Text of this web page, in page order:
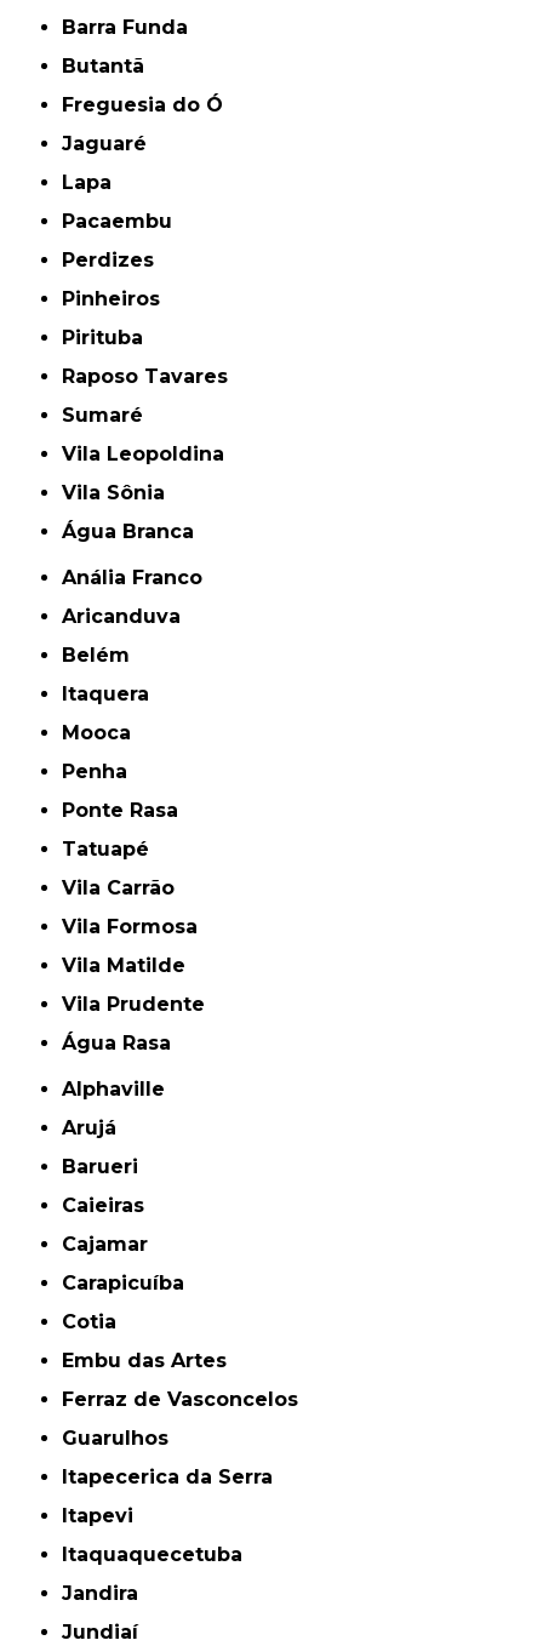
Barra Funda
Butantã
Freguesia do Ó
Jaguaré
Lapa
Pacaembu
Perdizes
Pinheiros
Pirituba
Raposo Tavares
Sumaré
Vila Leopoldina
Vila Sônia
Água Branca
Anália Franco
Aricanduva
Belém
Itaquera
Mooca
Penha
Ponte Rasa
Tatuapé
Vila Carrão
Vila Formosa
Vila Matilde
Vila Prudente
Água Rasa
Alphaville
Arujá
Barueri
Caieiras
Cajamar
Carapicuíba
Cotia
Embu das Artes
Ferraz de Vasconcelos
Guarulhos
Itapecerica da Serra
Itapevi
Itaquaquecetuba
Jandira
Jundiaí